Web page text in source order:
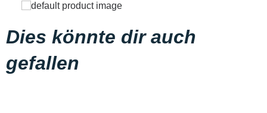
Dies könnte dir auch
gefallen